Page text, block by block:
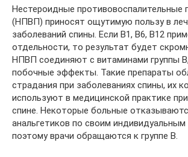
Нестероидные противовоспалительные
(НПВП) приносят ощутимую пользу в
заболеваний спины. Если B1, B6, B12
отдельности, то результат будет
НПВП соединяют с витаминами группы
побочные эффекты. Такие препараты
страдания при заболеваниях спины, их
используют в медицинской практике
спине. Некоторые больные
анальгетиков по своим индивидуальным
поэтому врачи обращаются к группе B.